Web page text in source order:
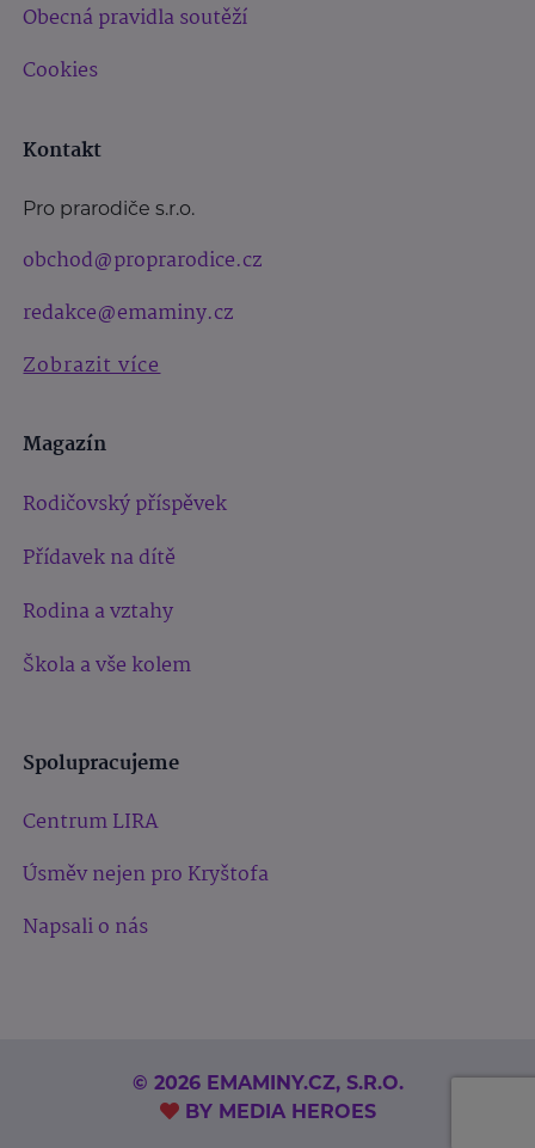
Obecná pravidla soutěží
Cookies
Kontakt
Pro prarodiče s.r.o.
obchod@proprarodice.cz
redakce@emaminy.cz
Zobrazit více
Magazín
Rodičovský příspěvek
Přídavek na dítě
Rodina a vztahy
Škola a vše kolem
Spolupracujeme
Centrum LIRA
Úsměv nejen pro Kryštofa
Napsali o nás
© 2026 EMAMINY.CZ, S.R.O.
BY MEDIA HEROES